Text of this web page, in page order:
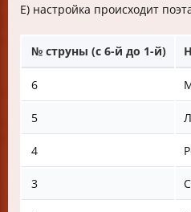
E) настройка происходит
№ струны (с 6-й до 1-й)
6
5
4
3